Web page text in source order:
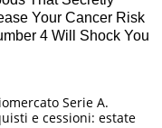
Serie A.
e cessioni: estate